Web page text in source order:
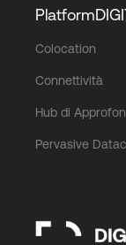
Colocation
Connettività
Hub di
Pervasive